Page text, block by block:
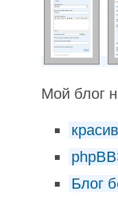
Мой блог
Блог